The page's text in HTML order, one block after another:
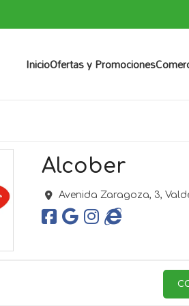
InicioOfertas y Promociones
Alcober
Avenida Zaragoza, 3,